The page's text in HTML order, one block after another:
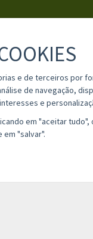
INFORMAÇÕES
e de terceiros por
de navegação,
e
em "aceitar
"salvar".